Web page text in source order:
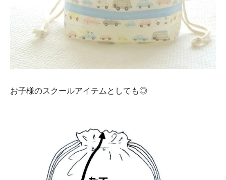
お子様のスクールアイテムとしても◎